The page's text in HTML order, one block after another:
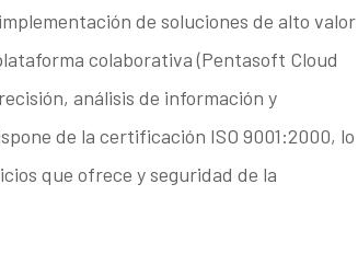
de soluciones de alto valor
colaborativa (Pentasoft Cloud
análisis de información y
de la certificación ISO 9001:2000, lo
que ofrece y seguridad de la